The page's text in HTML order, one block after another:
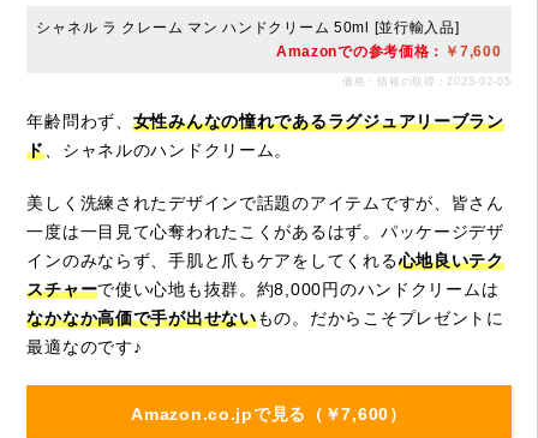
シャネル ラ クレーム マン ハンドクリーム 50ml [並行輸入品]
Amazonでの参考価格： ￥7,600
価格・情報の取得：2023-02-05
年齢問わず、 女性みんなの憧れであるラグジュアリーブラン
ド 、シャネルのハンドクリーム。
美しく洗練されたデザインで話題のアイテムですが、皆さん
一度は一目見て心奪われたこくがあるはず。パッケージデザ
インのみならず、手肌と爪もケアをしてくれる心地良いテク
スチャーで使い心地も抜群。約8,000円のハンドクリームは
なかなか高価で手が出せないもの。だからこそプレゼントに
最適なのです♪
Amazon.co.jpで見る（￥7,600）